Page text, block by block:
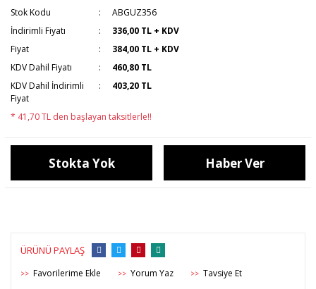
Stok Kodu
ABGUZ356
İndirimli Fiyatı
336,00 TL + KDV
Fiyat
384,00 TL + KDV
KDV Dahil Fiyatı
460,80 TL
KDV Dahil İndirimli
Fiyat
403,20 TL
* 41,70 TL den başlayan taksitlerle!!
Stokta Yok Haber Ver
ÜRÜNÜ PAYLAŞ
>> >> Yorum Yaz >> Tavsiye Et